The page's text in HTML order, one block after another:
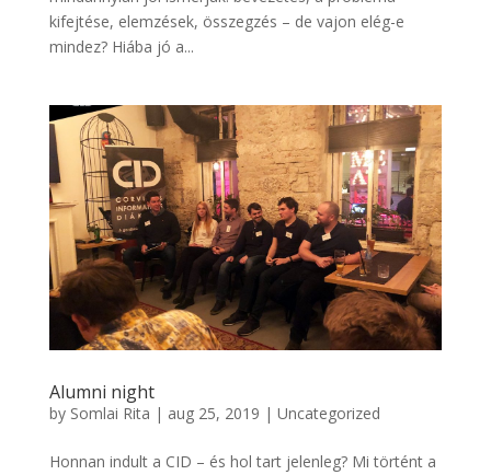
kifejtése, elemzések, összegzés – de vajon elég-e
mindez? Hiába jó a...
Alumni night
by Somlai Rita | aug 25, 2019 | Uncategorized
Honnan indult a CID – és hol tart jelenleg? Mi történt a